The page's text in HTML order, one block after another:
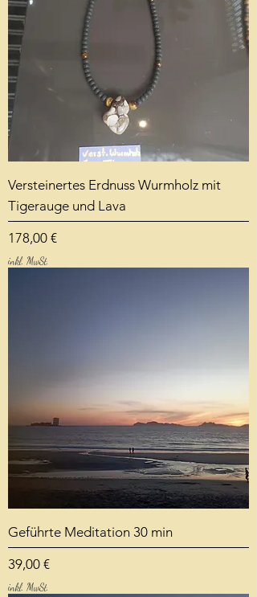
Versteinertes Erdnuss Wurmholz mit
Tigerauge und Lava
Preis
178,00 €
inkl. MwSt.
Geführte Meditation 30 min
Preis
39,00 €
inkl. MwSt.